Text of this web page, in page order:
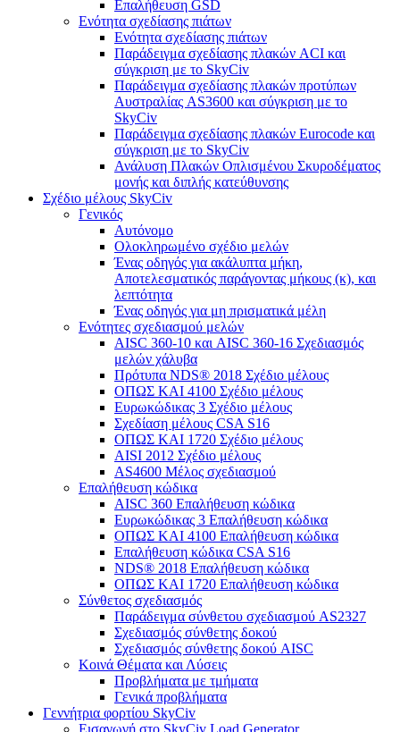
Επαλήθευση GSD
Ενότητα σχεδίασης πιάτων
Ενότητα σχεδίασης πιάτων
Παράδειγμα σχεδίασης πλακών ACI και
σύγκριση με το SkyCiv
Παράδειγμα σχεδίασης πλακών προτύπων
Αυστραλίας AS3600 και σύγκριση με το
SkyCiv
Παράδειγμα σχεδίασης πλακών Eurocode και
σύγκριση με το SkyCiv
Ανάλυση Πλακών Οπλισμένου Σκυροδέματος
μονής και διπλής κατεύθυνσης
Σχέδιο μέλους SkyCiv
Γενικός
Αυτόνομο
Ολοκληρωμένο σχέδιο μελών
Ένας οδηγός για ακάλυπτα μήκη,
Αποτελεσματικός παράγοντας μήκους (κ), και
λεπτότητα
Ένας οδηγός για μη πρισματικά μέλη
Ενότητες σχεδιασμού μελών
AISC 360-10 και AISC 360-16 Σχεδιασμός
μελών χάλυβα
Πρότυπα NDS® 2018 Σχέδιο μέλους
ΟΠΩΣ ΚΑΙ 4100 Σχέδιο μέλους
Ευρωκώδικας 3 Σχέδιο μέλους
Σχεδίαση μέλους CSA S16
ΟΠΩΣ ΚΑΙ 1720 Σχέδιο μέλους
AISI 2012 Σχέδιο μέλους
AS4600 Μέλος σχεδιασμού
Επαλήθευση κώδικα
AISC 360 Επαλήθευση κώδικα
Ευρωκώδικας 3 Επαλήθευση κώδικα
ΟΠΩΣ ΚΑΙ 4100 Επαλήθευση κώδικα
Επαλήθευση κώδικα CSA S16
NDS® 2018 Επαλήθευση κώδικα
ΟΠΩΣ ΚΑΙ 1720 Επαλήθευση κώδικα
Σύνθετος σχεδιασμός
Παράδειγμα σύνθετου σχεδιασμού AS2327
Σχεδιασμός σύνθετης δοκού
Σχεδιασμός σύνθετης δοκού AISC
Κοινά Θέματα και Λύσεις
Προβλήματα με τμήματα
Γενικά προβλήματα
Γεννήτρια φορτίου SkyCiv